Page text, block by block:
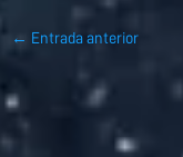
← Entrada anterior